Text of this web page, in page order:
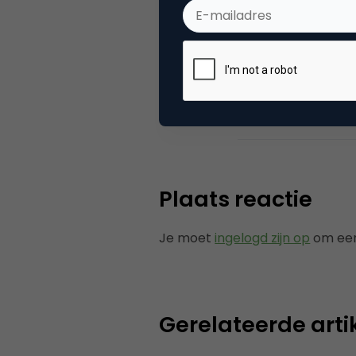
Categorie
Plaats reactie
Je moet ingelogd zijn op om
Gerelateerde